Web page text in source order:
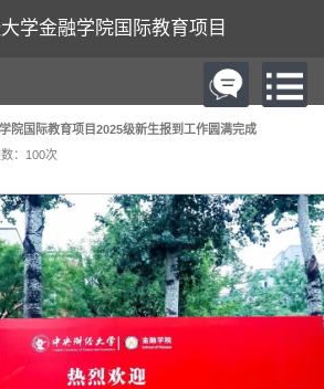
学金融学院国际教育项目
国际教育项目2025级新生报到工作圆满完成
： 100次